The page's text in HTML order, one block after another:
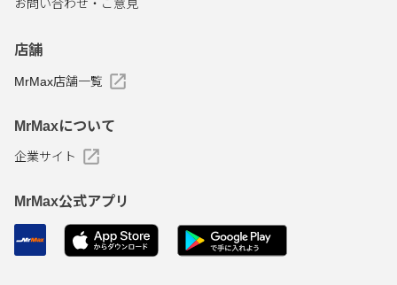
お問い合わせ・ご意見
店舗
MrMax店舗一覧
MrMaxについて
企業サイト
MrMax公式アプリ